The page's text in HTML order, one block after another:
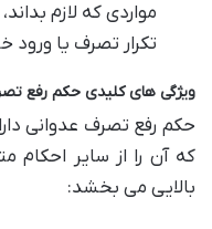
مواردی که لازم
تکرار تصرف یا
ویژگی های کلیدی حکم رفع
حکم رفع تصرف عدوانی
که آن را از سایر احکام
بالایی می بخشد: